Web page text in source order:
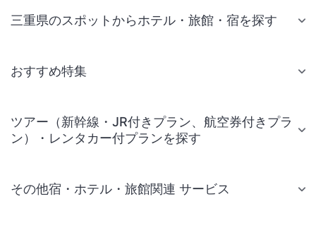
三重県のスポットからホテル・旅館・宿を探す
おすすめ特集
ツアー（新幹線・JR付きプラン、航空券付きプラ
ン）・レンタカー付プランを探す
その他宿・ホテル・旅館関連 サービス